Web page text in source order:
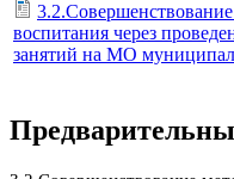
воспитания через
занятий на МО